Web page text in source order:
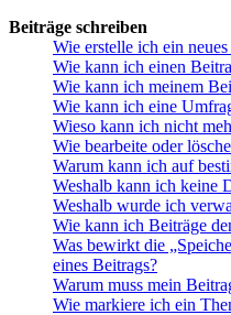
Beiträge schreiben
Wie erstelle ich ein
Wie kann ich einen
Wie kann ich meinem
Wie kann ich eine
Wieso kann ich nicht
Wie bearbeite oder
Warum kann ich auf
Weshalb kann ich keine
Weshalb wurde ich
Wie kann ich Beiträge
Was bewirkt die
eines Beitrags?
Warum muss mein
Wie markiere ich ein